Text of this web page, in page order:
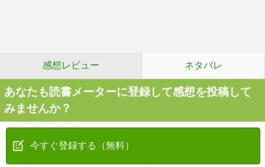
感想レビュー ネタバレ
あなたも読書メーターに登録して感想を投稿して
みませんか？
今すぐ登録する（無料）